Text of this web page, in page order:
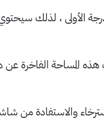
الأولى ، لذلك
المساحة الفاخرة
والاستفادة من